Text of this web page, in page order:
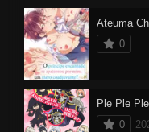
0
Ple Ple
0